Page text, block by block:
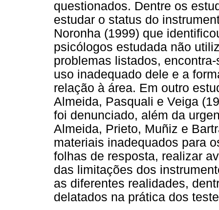
questionados. Dentre os
estudar o status do
Noronha (1999) que
psicólogos estudada não
problemas listados,
uso inadequado dele e a
relação à área. Em outro
Almeida, Pasquali e Veiga
foi denunciado, além da
Almeida, Prieto, Muñiz e
materiais inadequados para
folhas de resposta, realizar
das limitações dos
as diferentes realidades,
delatados na prática dos